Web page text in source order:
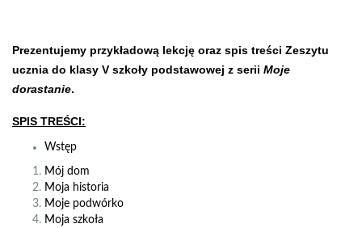
Prezentujemy przykładową lekcję oraz spis treści Zeszytu
ucznia do klasy V szkoły podstawowej z serii Moje
dorastanie.
SPIS TREŚCI:
Wstęp
Mój dom
Moja historia
Moje podwórko
Moja szkoła